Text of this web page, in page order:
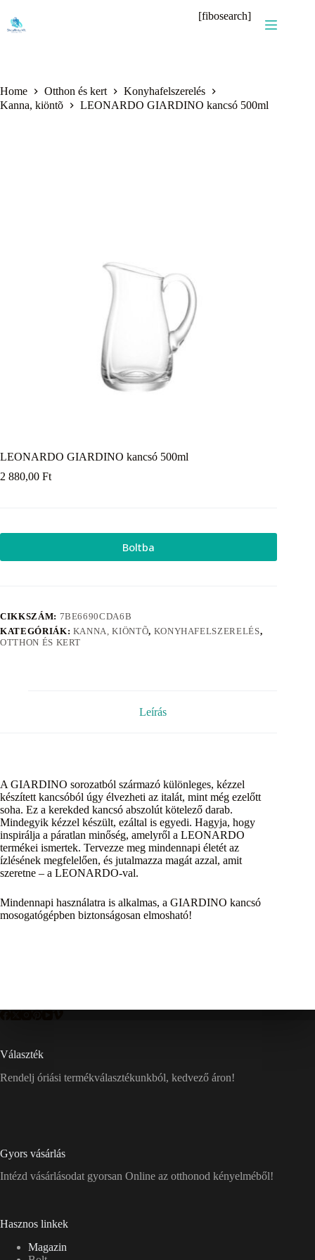
content
[fibosearch]
Home Otthon és kert
Konyhafelszerelés
Kanna, kiöntõ
LEONARDO GIARDINO kancsó 500ml
LEONARDO GIARDINO kancsó 500ml
2 880,00 Ft
Boltba
CIKKSZÁM: 7BE6690CDA6B
KATEGÓRIÁK: KANNA, KIÖNTÕ, KONYHAFELSZERELÉS,
OTTHON ÉS KERT
Leírás
A GIARDINO sorozatból származó különleges, kézzel
készített kancsóból úgy élvezheti az italát, mint még ezelőtt
soha. Ez a kerekded kancsó abszolút kötelező darab.
Mindegyik kézzel készült, ezáltal is egyedi. Hagyja, hogy
inspirálja a páratlan minőség, amelyről a LEONARDO
termékei ismertek. Tervezze meg mindennapi életét az
ízlésének megfelelően, és jutalmazza magát azzal, amit
szeretne – a LEONARDO-val.
Mindennapi használatra is alkalmas, a GIARDINO kancsó
mosogatógépben biztonságosan elmosható!
Választék
Rendelj óriási termékválasztékunkból, kedvező áron!
Gyors vásárlás
Intézd vásárlásodat gyorsan Online az otthonod kényelméből!
Hasznos linkek
Magazin